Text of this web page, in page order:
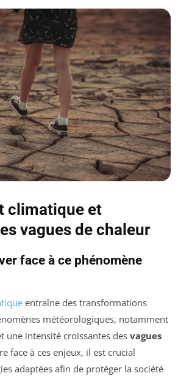
climatique et
vagues de chaleur
face à ce phénomène
entraîne des transformations
météorologiques, notamment
une intensité croissantes des vagues
face à ces enjeux, il est crucial
adaptées afin de protéger la société